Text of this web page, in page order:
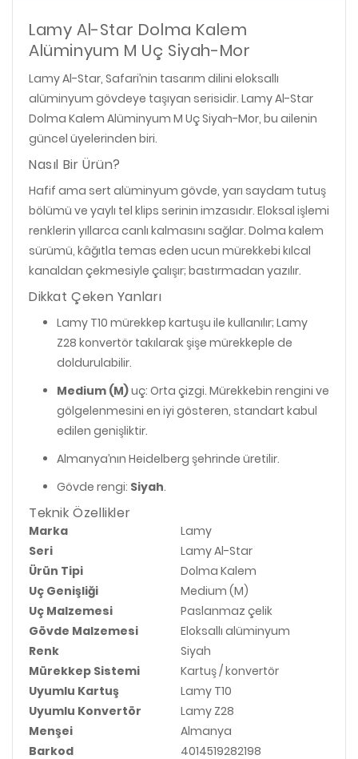
Lamy Al-Star Dolma Kalem
Alüminyum M Uç Siyah-Mor
Lamy Al-Star, Safari’nin tasarım dilini eloksallı
alüminyum gövdeye taşıyan serisidir. Lamy Al-Star
Dolma Kalem Alüminyum M Uç Siyah-Mor, bu ailenin
güncel üyelerinden biri.
Nasıl Bir Ürün?
Hafif ama sert alüminyum gövde, yarı saydam tutuş
bölümü ve yaylı tel klips serinin imzasıdır. Eloksal işlemi
renklerin yıllarca canlı kalmasını sağlar. Dolma kalem
sürümü, kâğıtla temas eden ucun mürekkebi kılcal
kanaldan çekmesiyle çalışır; bastırmadan yazılır.
Dikkat Çeken Yanları
Lamy T10 mürekkep kartuşu ile kullanılır; Lamy
Z28 konvertör takılarak şişe mürekkeple de
doldurulabilir.
Medium (M)uç: Orta çizgi. Mürekkebin rengini ve
gölgelenmesini en iyi gösteren, standart kabul
edilen genişliktir.
Almanya’nın Heidelberg şehrinde üretilir.
Gövde rengi: Siyah.
Teknik Özellikler
Marka
Lamy
Seri
Lamy Al-Star
Ürün Tipi
Dolma Kalem
Uç Genişliği
Medium (M)
Uç Malzemesi
Paslanmaz çelik
Gövde Malzemesi
Eloksallı alüminyum
Renk
Siyah
Mürekkep Sistemi
Kartuş / konvertör
Uyumlu Kartuş
Lamy T10
Uyumlu Konvertör
Lamy Z28
Menşei
Almanya
Barkod
4014519282198